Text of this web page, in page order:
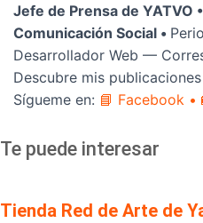
Jefe de Prensa de YATVO •
Comunicación Social •
Desarrollador Web —
Descubre mis
Sígueme en: 📘 Facebook •
Te puede interesar
Tienda Red de Arte de